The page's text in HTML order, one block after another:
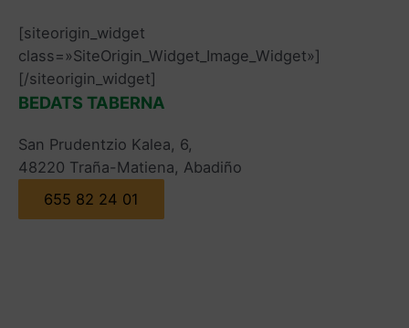
[siteorigin_widget
class=»SiteOrigin_Widget_Image_Widget»]
[/siteorigin_widget]
BEDATS TABERNA
San Prudentzio Kalea, 6,
48220 Traña-Matiena, Abadiño
655 82 24 01